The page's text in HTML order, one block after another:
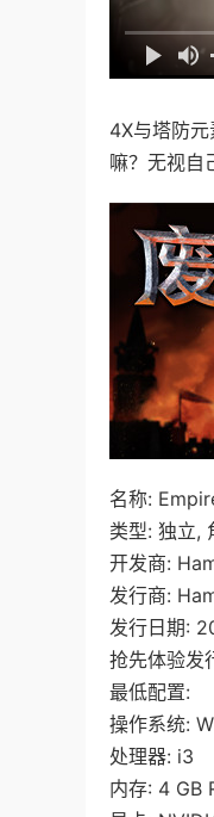
4X与塔防
嘛？无视自
名称:
类型: 独立,
开发商:
发行商:
发行日期:
抢先体验发
最低配置:
操作系统:
处理器: i3
内存: 4 GB